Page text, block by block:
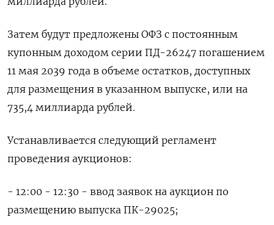
Затем будут предложены ОФЗ с постоянным
купонным доходом серии ПД-26247 погашением
11 мая 2039 года в объеме остатков, доступных
для размещения в указанном выпуске, или на
735,4 миллиарда рублей.
Устанавливается следующий регламент
проведения аукционов:
- 12:00 - 12:30 - ввод заявок на аукцион по
размещению выпуска ПК-29025;